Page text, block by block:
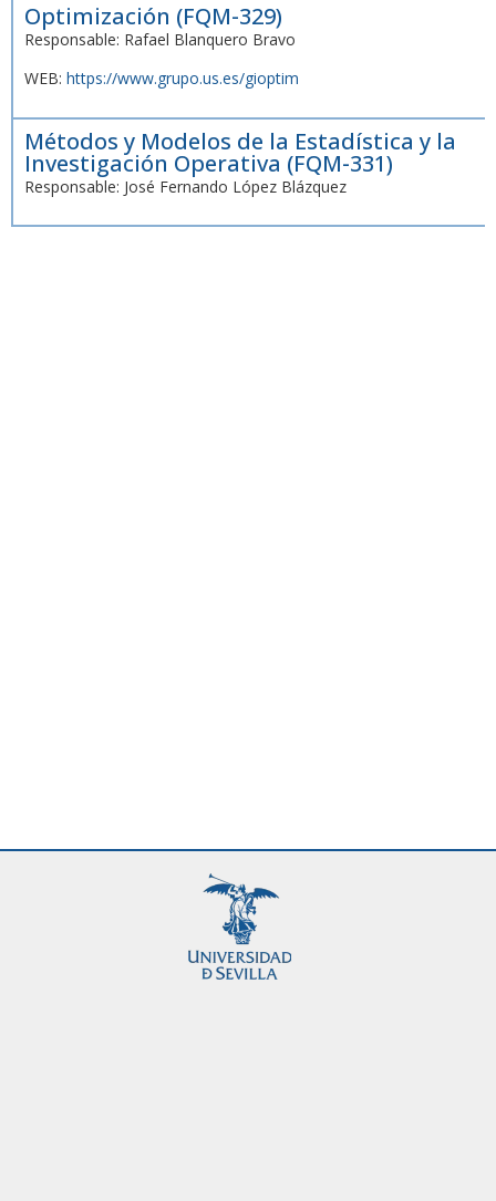
Optimización (FQM-329)
Responsable: Rafael Blanquero Bravo
WEB: https://www.grupo.us.es/gioptim
Métodos y Modelos de la Estadística y la
Investigación Operativa (FQM-331)
Responsable: José Fernando López Blázquez